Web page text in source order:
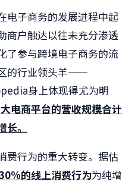
电子商务的发展进程中起
商户触达以往未充分渗透
了参与跨境电子商务的流
的行业领头羊——
身上体现得尤为明
电商平台的营收规模合计
。
费行为的重大转变。据估
的线上消费行为为纯增